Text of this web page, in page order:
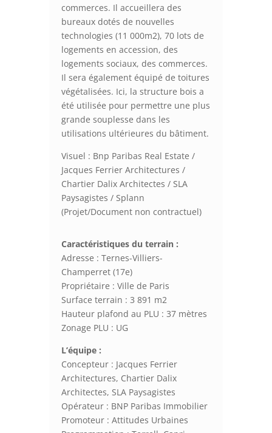
commerces. Il accueillera des
bureaux dotés de nouvelles
technologies (11 000m2), 70 lots de
logements en accession, des
logements sociaux, des commerces.
Il sera également équipé de toitures
végétalisées. Ici, la structure bois a
été utilisée pour permettre une plus
grande souplesse dans les
utilisations ultérieures du bâtiment.
Visuel : Bnp Paribas Real Estate /
Jacques Ferrier Architectures /
Chartier Dalix Architectes / SLA
Paysagistes / Splann
(Projet/Document non contractuel)
Caractéristiques du terrain :
Adresse : Ternes-Villiers-
Champerret (17e)
Propriétaire : Ville de Paris
Surface terrain : 3 891 m2
Hauteur plafond au PLU : 37 mètres
Zonage PLU : UG
L’équipe :
Concepteur : Jacques Ferrier
Architectures, Chartier Dalix
Architectes, SLA Paysagistes
Opérateur : BNP Paribas Immobilier
Promoteur : Attitudes Urbaines